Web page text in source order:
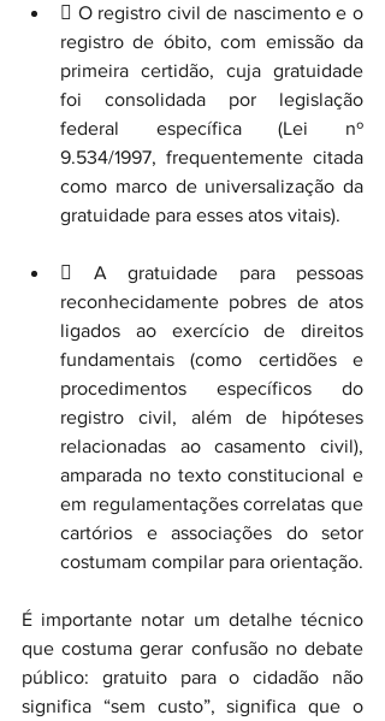
 O registro civil de nascimento e o
registro de óbito, com emissão da
primeira certidão, cuja gratuidade
foi consolidada por legislação
federal específica (Lei nº
9.534/1997, frequentemente citada
como marco de universalização da
gratuidade para esses atos vitais).
 A gratuidade para pessoas
reconhecidamente pobres de atos
ligados ao exercício de direitos
fundamentais (como certidões e
procedimentos específicos do
registro civil, além de hipóteses
relacionadas ao casamento civil),
amparada no texto constitucional e
em regulamentações correlatas que
cartórios e associações do setor
costumam compilar para orientação.
É importante notar um detalhe técnico
que costuma gerar confusão no debate
público: gratuito para o cidadão não
significa “sem custo”, significa que o